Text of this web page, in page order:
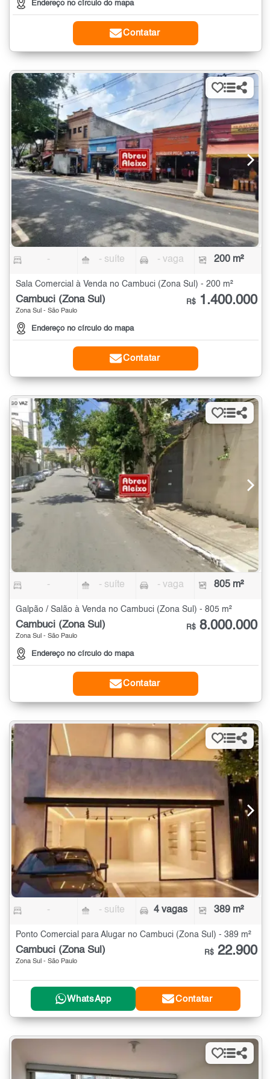
Endereço no círculo do mapa
Contatar
- - suíte - vaga 200 m²
Sala Comercial à Venda no Cambuci (Zona Sul) - 200 m²
Cambuci (Zona Sul)
Zona Sul - São Paulo
Endereço no círculo do mapa
R$ 1.400.000
Contatar
- - suíte - vaga 805 m²
Galpão / Salão à Venda no Cambuci (Zona Sul) - 805 m²
Cambuci (Zona Sul)
Zona Sul - São Paulo
Endereço no círculo do mapa
R$ 8.000.000
Contatar
- - suíte 4 vagas 389 m²
Ponto Comercial para Alugar no Cambuci (Zona Sul) - 389 m²
Cambuci (Zona Sul)
Zona Sul - São Paulo
R$ 22.900
WhatsApp Contatar